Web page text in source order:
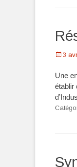
Posté
3
Une
établir